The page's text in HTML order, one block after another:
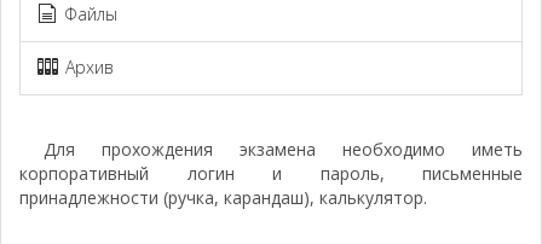
Файлы
Архив
Для прохождения экзамена необходимо иметь
корпоративный логин и пароль, письменные
принадлежности (ручка, карандаш), калькулятор.